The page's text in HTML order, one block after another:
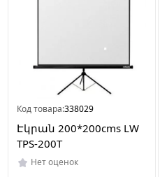
Код товара:338029
Էկրան 200*200cms LW
TPS-200T
Нет оценок